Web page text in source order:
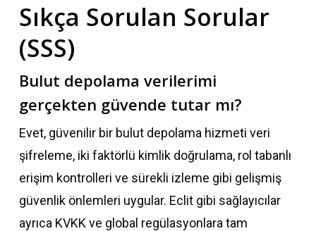
Sıkça Sorulan Sorular
(SSS)
Bulut depolama verilerimi
gerçekten güvende tutar mı?
Evet, güvenilir bir bulut depolama hizmeti veri
şifreleme, iki faktörlü kimlik doğrulama, rol tabanlı
erişim kontrolleri ve sürekli izleme gibi gelişmiş
güvenlik önlemleri uygular. Eclit gibi sağlayıcılar
ayrıca KVKK ve global regülasyonlara tam